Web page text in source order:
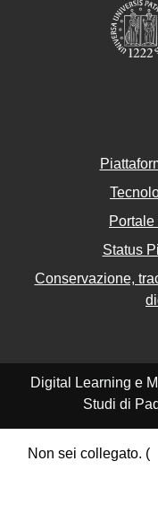
Status
Conservazione,
Digital Learning e
Studi di
Non sei collegato. (